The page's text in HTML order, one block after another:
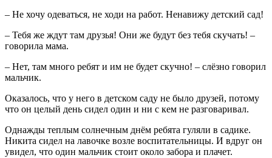
– Не хочу одеваться, не ходи на работ. Ненавижу детский сад!
– Тебя же ждут там друзья! Они же будут без тебя скучать! –
говорила мама.
– Нет, там много ребят и им не будет скучно! – слёзно говорил
мальчик.
Оказалось, что у него в детском саду не было друзей, потому
что он целый день сидел один и ни с кем не разговаривал.
Однажды теплым солнечным днём ребята гуляли в садике.
Никита сидел на лавочке возле воспитательницы. И вдруг он
увидел, что один мальчик стоит около забора и плачет.